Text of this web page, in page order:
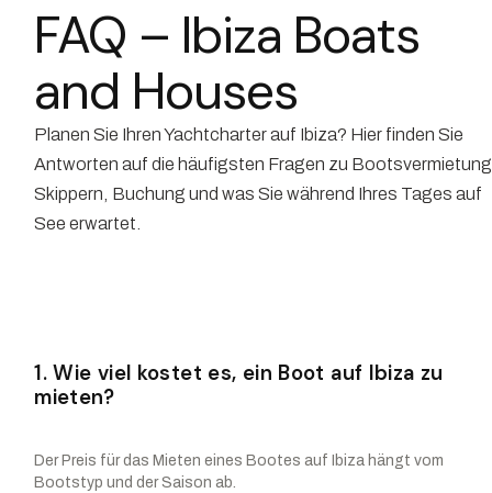
FAQ – Ibiza Boats
and Houses
Planen Sie Ihren Yachtcharter auf Ibiza? Hier finden Sie
Antworten auf die häufigsten Fragen zu
Skippern, Buchung und was Sie während Ihres Tages auf
See erwartet.
1. Wie viel kostet es, ein Boot auf Ibiza zu
mieten?
Der Preis für das Mieten eines Bootes auf Ibiza hängt vom
Bootstyp und der Saison ab.